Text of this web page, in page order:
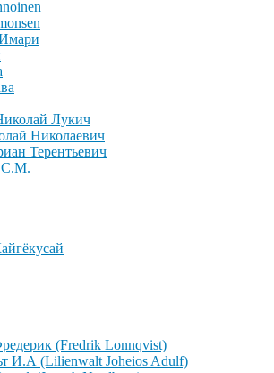
Лукич
Николаевич
Терентьевич
С.М.
(Fredrik Lonnqvist)
И.А (Lilienwalt Joheios Adulf)